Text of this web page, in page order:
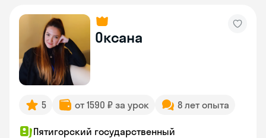
Оксана
5 от 1590 ₽ за урок 8 лет опыта
Пятигорский государственный